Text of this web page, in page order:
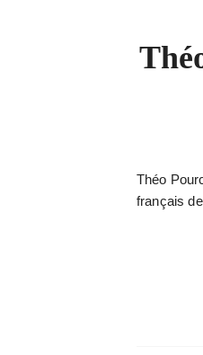
Théo
français